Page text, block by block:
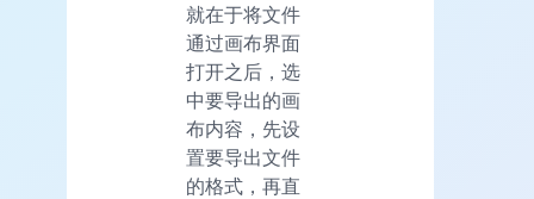
就在于将文件
通过画布界面
打开之后，选
中要导出的画
布内容，先设
置要导出文件
的格式，再直